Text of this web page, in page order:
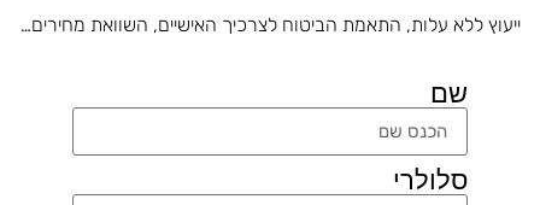
ייעוץ ללא עלות, התאמת הביטוח לצרכיך האישיים, השוואת מחירים…
שם
סלולרי